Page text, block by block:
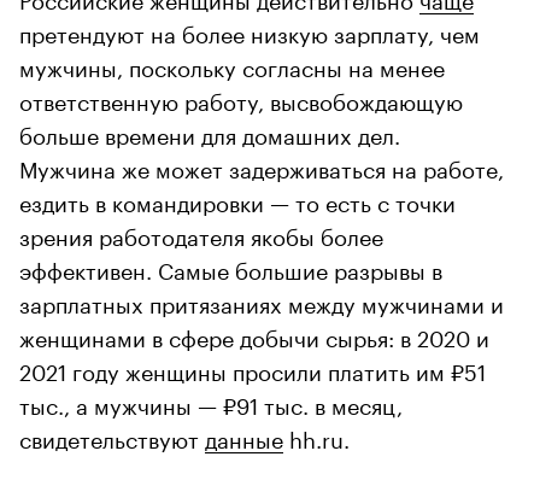
претендуют на более низкую зарплату, чем
мужчины, поскольку согласны на менее
ответственную работу, высвобождающую
больше времени для домашних дел.
Мужчина же может задерживаться на работе,
ездить в командировки — то есть с точки
зрения работодателя якобы более
эффективен. Самые большие разрывы в
зарплатных притязаниях между мужчинами и
женщинами в сфере добычи сырья: в 2020 и
2021 году женщины просили платить им ₽51
тыс., а мужчины — ₽91 тыс. в месяц,
свидетельствуют данные hh.ru.